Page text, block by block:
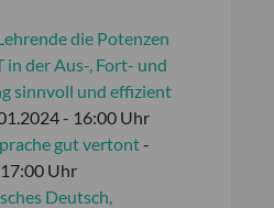
die Potenzen
in der Aus-, Fort- und
sinnvoll und effizient
- 16:00 Uhr
gut vertont-
Uhr
Deutsch,